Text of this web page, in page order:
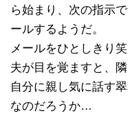
ら始まり、次の指示
ールするようだ。
メールをひとしきり
夫が目を覚ますと、
自分に親し気に話す
なのだろうか…